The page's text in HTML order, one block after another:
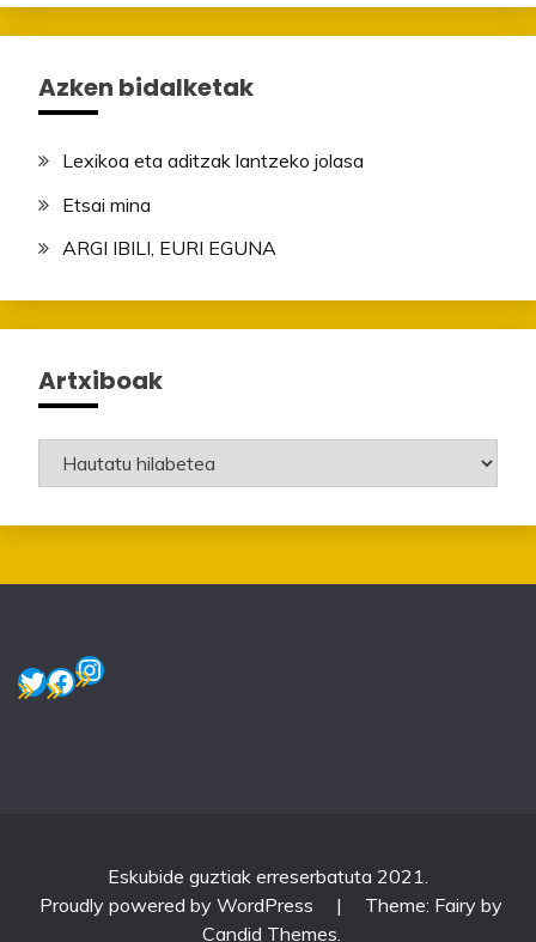
Azken bidalketak
Lexikoa eta aditzak lantzeko jolasa
Etsai mina
ARGI IBILI, EURI EGUNA
Artxiboak
Artxiboak
Twitter
Facebook
Instagram
Eskubide guztiak erreserbatuta 2021.
Proudly powered by WordPress
|
Theme: Fairy by
Candid Themes.